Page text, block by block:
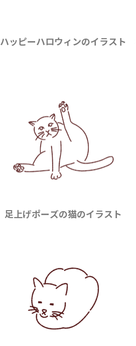
ハッピーハロウィンのイラスト
足上げポーズの猫のイラスト